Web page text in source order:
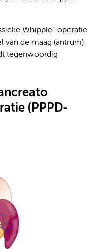
Whipple’-operatie
van de maag (antrum)
tegenwoordig
(PPPD-